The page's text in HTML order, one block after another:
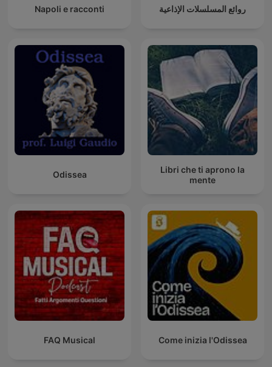
Napoli e racconti روائع المسلسلات الإذاعية
Odissea
Libri che ti aprono la
mente
FAQ Musical Come inizia l'Odissea